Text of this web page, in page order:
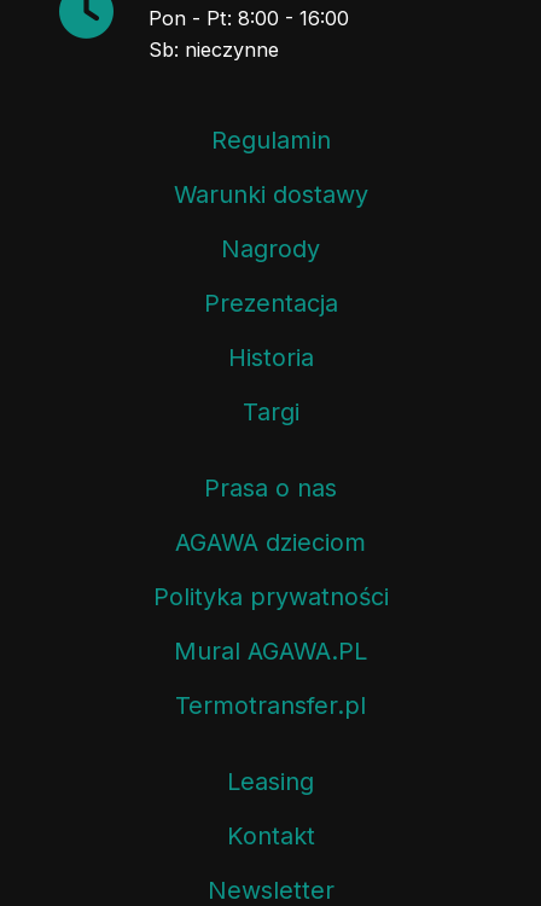
Pon - Pt: 8:00 - 16:00
Sb: nieczynne
Regulamin
Warunki dostawy
Nagrody
Prezentacja
Historia
Targi
Prasa o nas
AGAWA dzieciom
Polityka prywatności
Mural AGAWA.PL
Termotransfer.pl
Leasing
Kontakt
Newsletter